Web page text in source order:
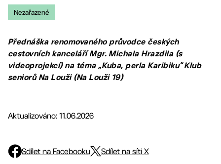
Nezařazené
Přednáška renomovaného průvodce českých
cestovních kanceláří Mgr. Michala Hrazdila (s
videoprojekcí) na téma „Kuba, perla Karibiku“ Klub
seniorů Na Louži (Na Louži 19)
Aktualizováno: 11.06.2026
Sdílet na Facebooku Sdílet na síti X